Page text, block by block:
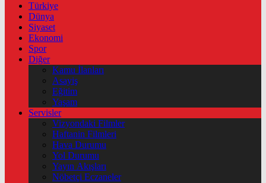
Türkiye
Dünya
Siyaset
Ekonomi
Spor
Diğer
Kamu İlanları
Asayiş
Eğitim
Yaşam
Servisler
Vizyondaki Filmler
Haftanin Filmleri
Hava Durumu
Yol Durumu
Yayın Akışları
Nöbetçi Eczaneler